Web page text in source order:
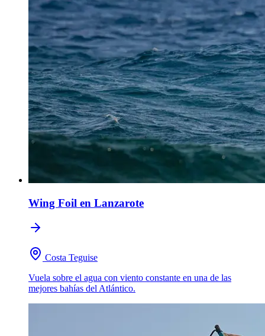
Wing Foil en Lanzarote
Costa Teguise
Vuela sobre el agua con viento constante en una de las
mejores bahías del Atlántico.